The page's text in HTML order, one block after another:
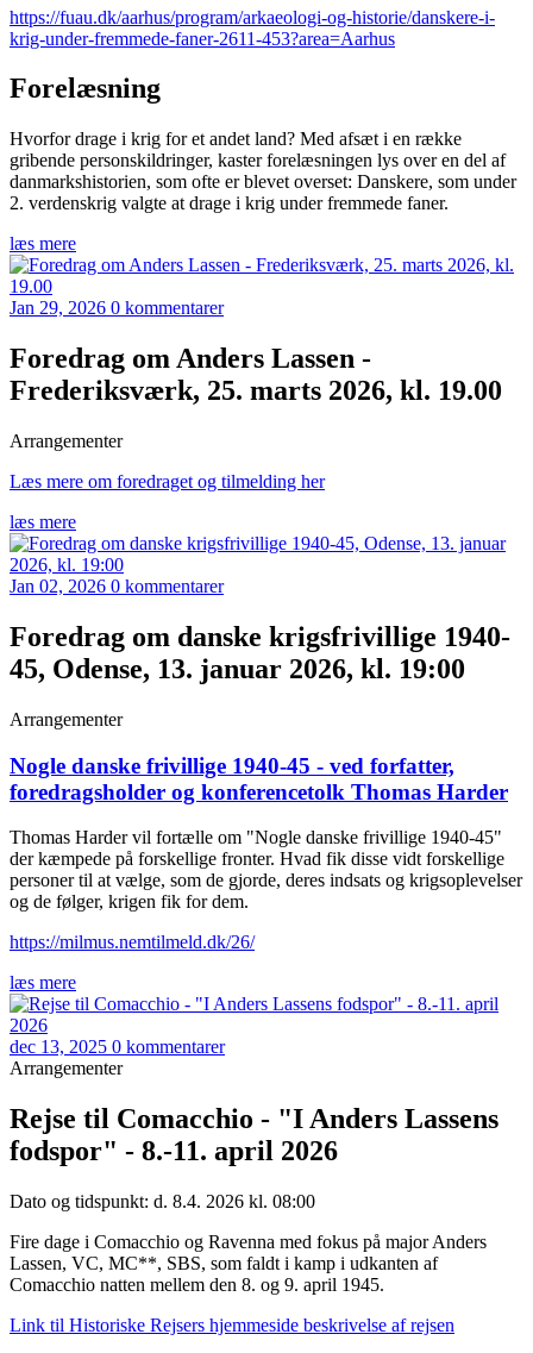
https://fuau.dk/aarhus/program/arkaeologi-og-historie/danskere-i-
krig-under-fremmede-faner-2611-453?area=Aarhus
Forelæsning
Hvorfor drage i krig for et andet land? Med afsæt i en række
gribende personskildringer, kaster forelæsningen lys over en del af
danmarkshistorien, som ofte er blevet overset: Danskere, som under
2. verdenskrig valgte at drage i krig under fremmede faner.
læs mere
Jan 29, 2026 0 kommentarer
Foredrag om Anders Lassen -
Frederiksværk, 25. marts 2026, kl. 19.00
Arrangementer
Læs mere om foredraget og tilmelding her
læs mere
Jan 02, 2026 0 kommentarer
Foredrag om danske krigsfrivillige 1940-
45, Odense, 13. januar 2026, kl. 19:00
Arrangementer
Nogle danske frivillige 1940-45 - ved forfatter,
foredragsholder og konferencetolk Thomas Harder
Thomas Harder vil fortælle om "Nogle danske frivillige 1940-45"
der kæmpede på forskellige fronter. Hvad fik disse vidt forskellige
personer til at vælge, som de gjorde, deres indsats og krigsoplevelser
og de følger, krigen fik for dem.
https://milmus.nemtilmeld.dk/26/
læs mere
dec 13, 2025 0 kommentarer
Arrangementer
Rejse til Comacchio - "I Anders Lassens
fodspor" - 8.-11. april 2026
Dato og tidspunkt: d. 8.4. 2026 kl. 08:00
Fire dage i Comacchio og Ravenna med fokus på major Anders
Lassen, VC, MC**, SBS, som faldt i kamp i udkanten af
Comacchio natten mellem den 8. og 9. april 1945.
Link til Historiske Rejsers hjemmeside beskrivelse af rejsen